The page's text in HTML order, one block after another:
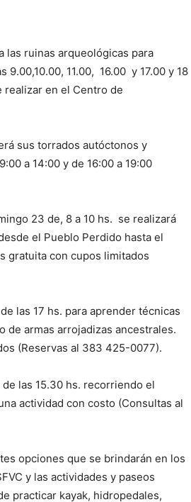
las ruinas arqueológicas para
11.00, 16.00 y 17.00 y 18
realizar en el Centro de
sus torrados autóctonos y
a 14:00 y de 16:00 a 19:00
23 de, 8 a 10 hs. se realizará
el Pueblo Perdido hasta el
gratuita con cupos limitados
las 17 hs. para aprender técnicas
de armas arrojadizas ancestrales.
(Reservas al 383 425-0077).
las 15.30 hs. recorriendo el
actividad con costo (Consultas al
opciones que se brindarán en los
y las actividades y paseos
practicar kayak, hidropedales,